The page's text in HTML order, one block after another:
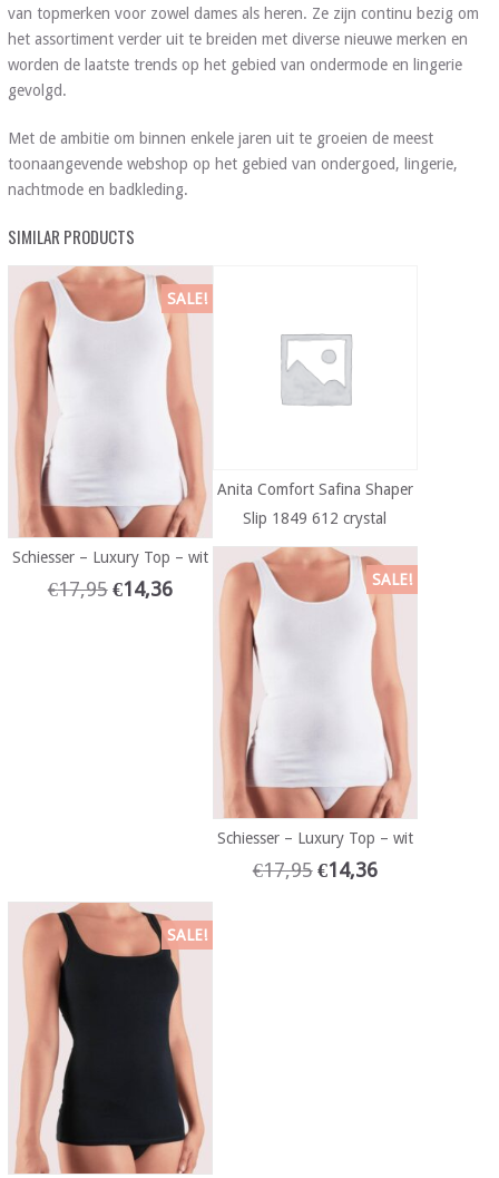
van topmerken voor zowel dames als heren. Ze zijn continu bezig om
het assortiment verder uit te breiden met diverse nieuwe merken en
worden de laatste trends op het gebied van ondermode en lingerie
gevolgd.
Met de ambitie om binnen enkele jaren uit te groeien de meest
toonaangevende webshop op het gebied van ondergoed, lingerie,
nachtmode en badkleding.
SIMILAR PRODUCTS
SALE!
Schiesser – Luxury Top – wit
€17,95 €14,36
Anita Comfort Safina Shaper
Slip 1849 612 crystal
SALE!
Schiesser – Luxury Top – wit
€17,95 €14,36
SALE!